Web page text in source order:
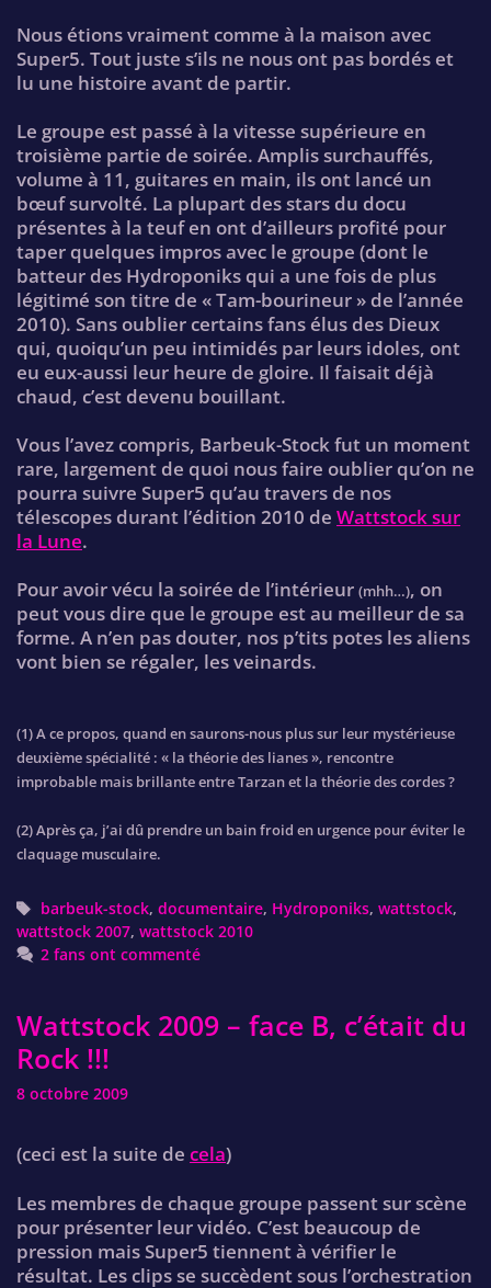
Nous étions vraiment comme à la maison avec
Super5. Tout juste s’ils ne nous ont pas bordés et
lu une histoire avant de partir.
Le groupe est passé à la vitesse supérieure en
troisième partie de soirée. Amplis surchauffés,
volume à 11, guitares en main, ils ont lancé un
bœuf survolté. La plupart des stars du docu
présentes à la teuf en ont d’ailleurs profité pour
taper quelques impros avec le groupe (dont le
batteur des Hydroponiks qui a une fois de plus
légitimé son titre de « Tam-bourineur » de l’année
2010). Sans oublier certains fans élus des Dieux
qui, quoiqu’un peu intimidés par leurs idoles, ont
eu eux-aussi leur heure de gloire. Il faisait déjà
chaud, c’est devenu bouillant.
Vous l’avez compris, Barbeuk-Stock fut un moment
rare, largement de quoi nous faire oublier qu’on ne
pourra suivre Super5 qu’au travers de nos
télescopes durant l’édition 2010 de Wattstock sur
la Lune.
Pour avoir vécu la soirée de l’intérieur (mhh…), on
peut vous dire que le groupe est au meilleur de sa
forme. A n’en pas douter, nos p’tits potes les aliens
vont bien se régaler, les veinards.
(1) A ce propos, quand en saurons-nous plus sur leur mystérieuse
deuxième spécialité : « la théorie des lianes », rencontre
improbable mais brillante entre Tarzan et la théorie des cordes ?
(2) Après ça, j’ai dû prendre un bain froid en urgence pour éviter le
claquage musculaire.
Tags
barbeuk-stock, documentaire, Hydroponiks, wattstock,
wattstock 2007, wattstock 2010
2 fans ont commenté
Wattstock 2009 – face B, c’était du
Rock !!!
8 octobre 2009
(ceci est la suite de cela)
Les membres de chaque groupe passent sur scène
pour présenter leur vidéo. C’est beaucoup de
pression mais Super5 tiennent à vérifier le
résultat. Les clips se succèdent sous l’orchestration